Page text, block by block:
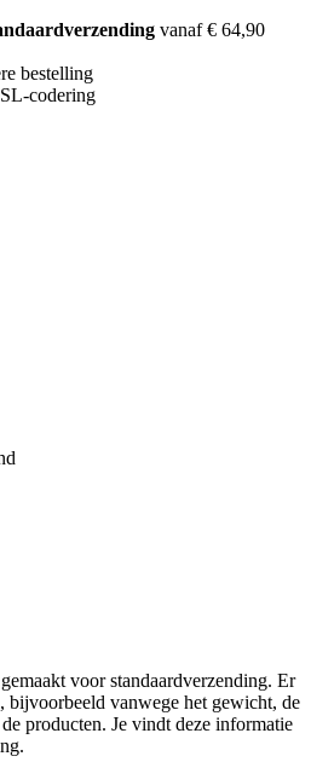
vanaf € 64,90
bestelling
codering
voor standaardverzending. Er
bijvoorbeeld vanwege het gewicht, de
producten. Je vindt deze informatie